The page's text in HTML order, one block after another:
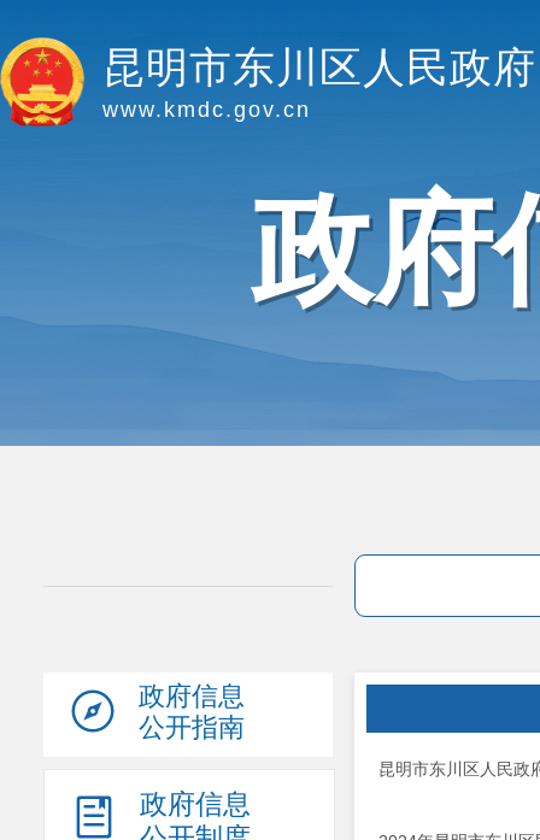
昆明市东川区人民政府
www.kmdc.gov.cn
政府
政府信息
公开指南
政府信息
昆明市东川区人民政